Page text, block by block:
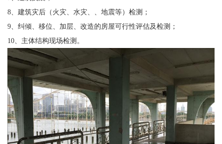
8、建筑灾后（火灾、水灾、、地震等）检测；
9、纠倾、移位、加层、改造的房屋可行性评估及检测；
10、主体结构现场检测。